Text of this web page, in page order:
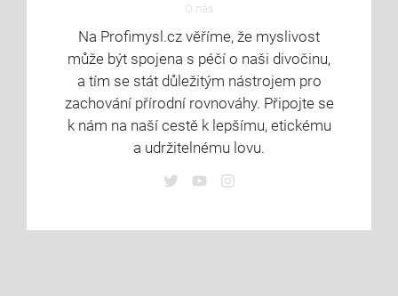
O nás
Na Profimysl.cz věříme, že myslivost
může být spojena s péčí o naši divočinu,
a tím se stát důležitým nástrojem pro
zachování přírodní rovnováhy. Připojte se
k nám na naší cestě k lepšímu, etickému
a udržitelnému lovu.